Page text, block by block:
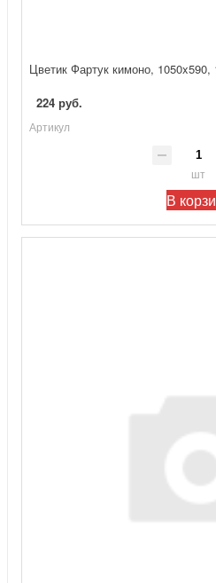
Цветик Фартук кимоно, 1050x590,
224 руб.
Артикул
шт
В